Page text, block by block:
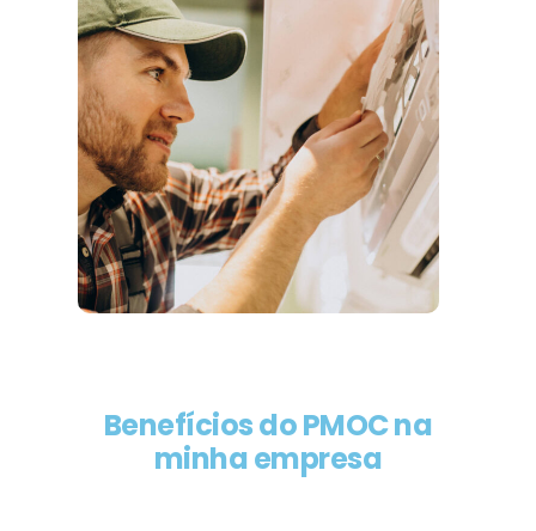
Benefícios do PMOC na
minha empresa